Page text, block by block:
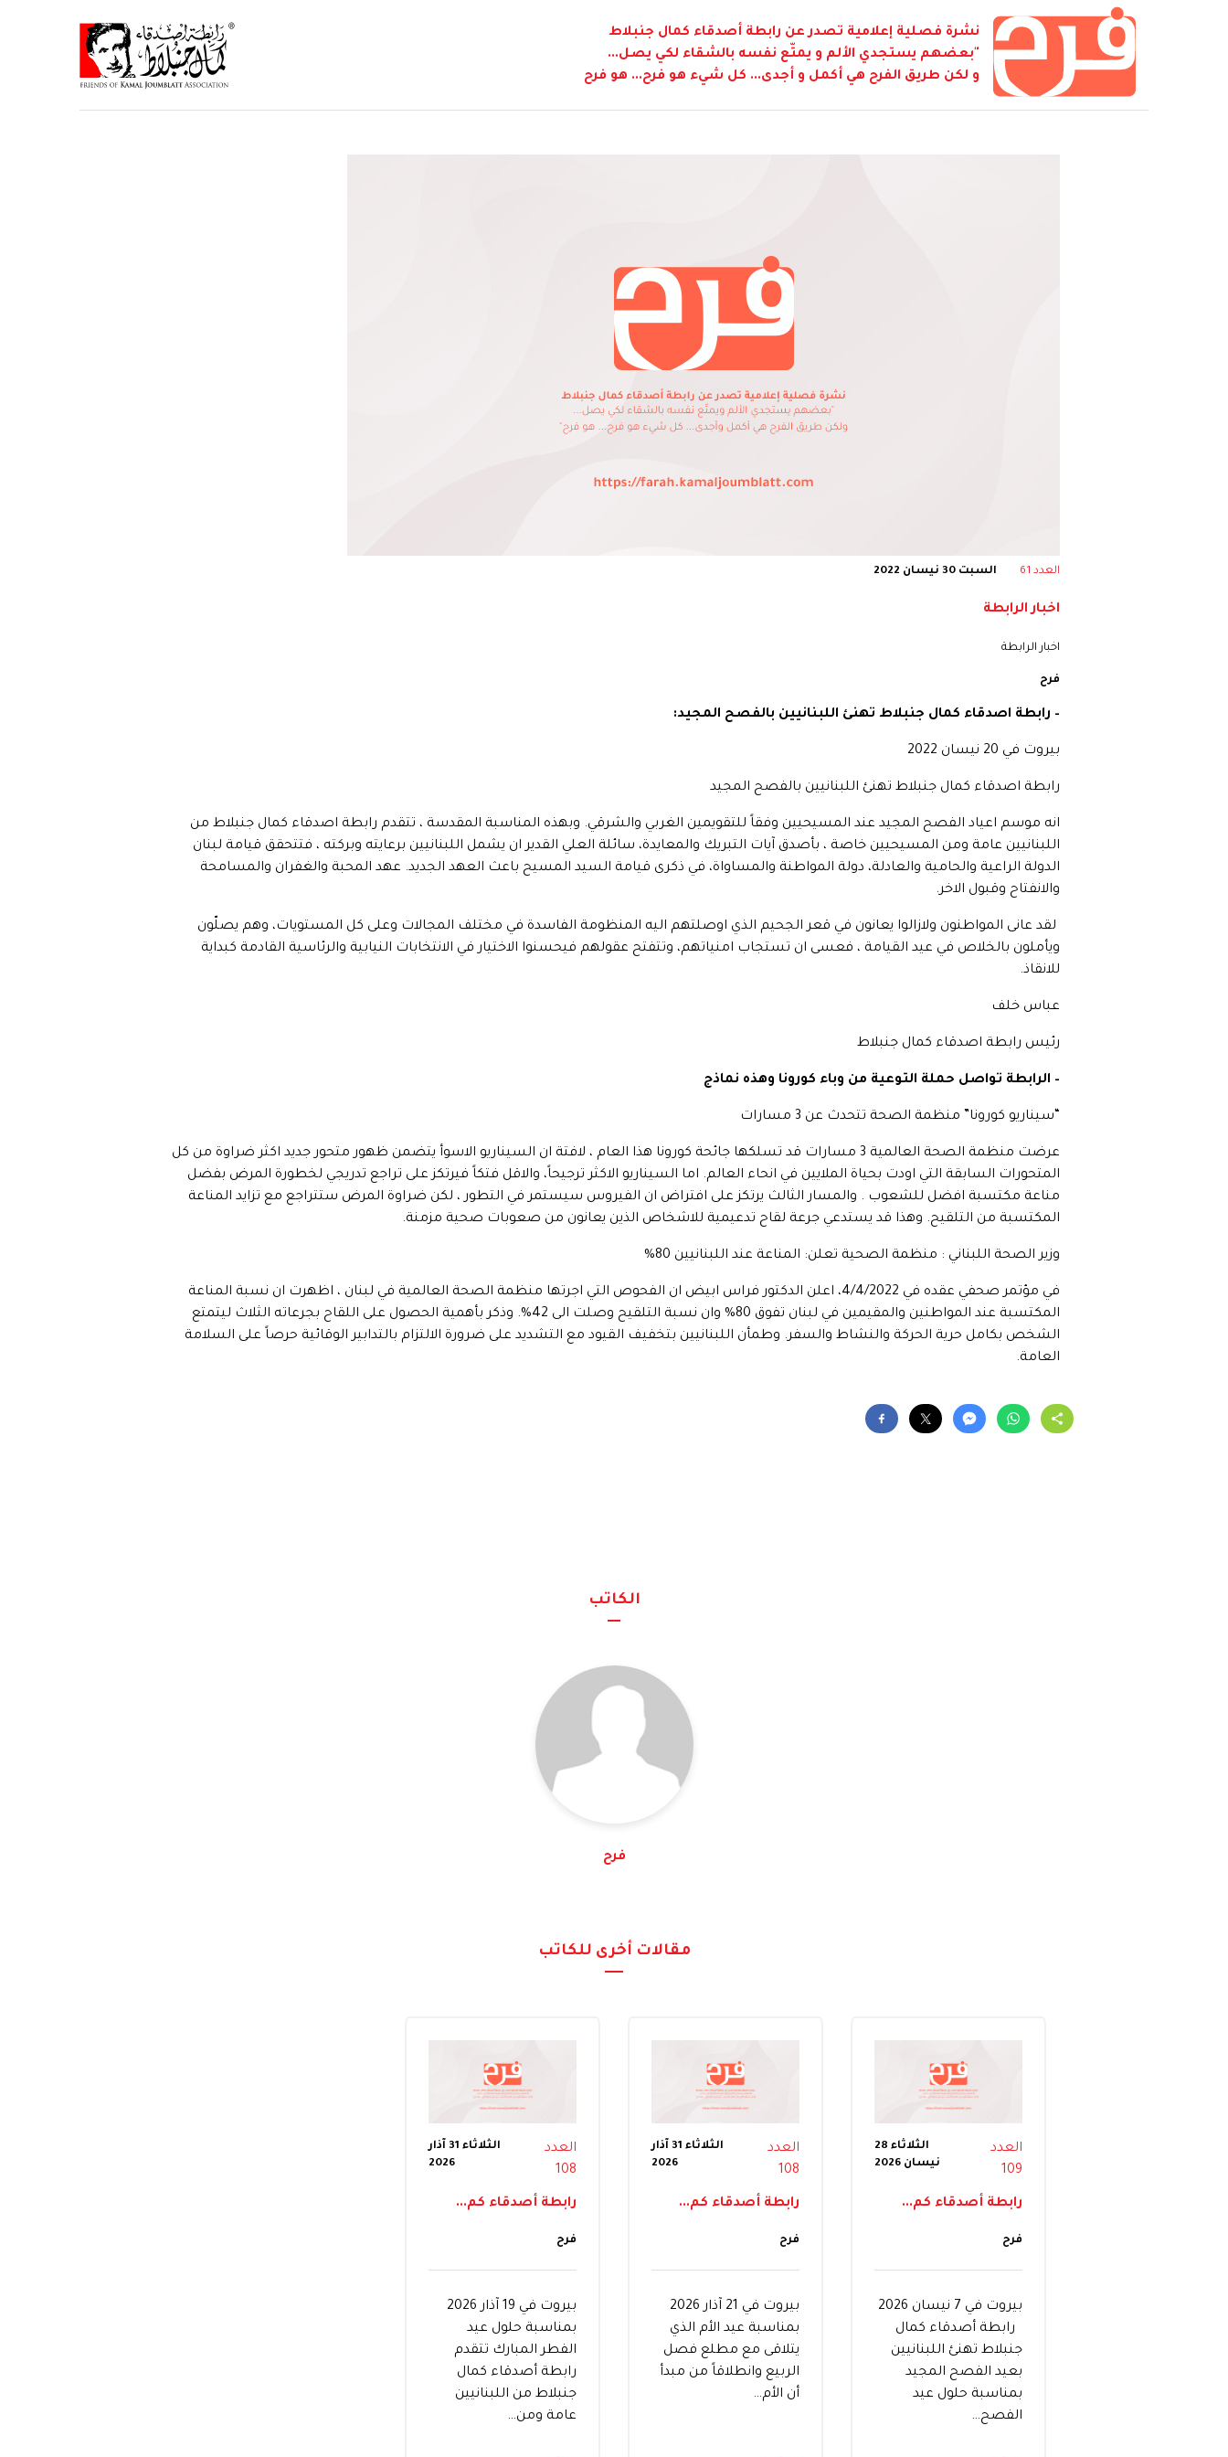
نشرة فصلية إعلامية تصدر عن رابطة أصدقاء كمال جنبلاط
"بعضهم يستجدي الألم و يمتّع نفسه بالشقاء لكي يصل...
و لكن طريق الفرح هي أكمل و أجدى... كل شيء هو فرح... هو فرح
العدد 61 السبت 30 نيسان 2022
اخبار الرابطة
اخبار الرابطة
فرح
– رابطة اصدقاء كمال جنبلاط تهنئ اللبنانيين بالفصح المجيد:
بيروت في 20 نيسان 2022
رابطة اصدقاء كمال جنبلاط تهنئ اللبنانيين بالفصح المجيد
انه موسم اعياد الفصح المجيد عند المسيحيين وفقاً للتقويمين الغربي والشرقي. وبهذه المناسبة المقدسة ، تتقدم رابطة اصدقاء كمال جنبلاط من
اللبنانيين عامة ومن المسيحيين خاصة ، بأصدق آيات التبريك والمعايدة، سائلة العلي القدير ان يشمل اللبنانيين برعايته وبركته ، فتتحقق قيامة لبنان
الدولة الراعية والحامية والعادلة، دولة المواطنة والمساواة، في ذكرى قيامة السيد المسيح باعث العهد الجديد. عهد المحبة والغفران والمسامحة
والانفتاح وقبول الاخر.
لقد عانى المواطنون ولازالوا يعانون في قعر الجحيم الذي اوصلتهم اليه المنظومة الفاسدة في مختلف المجالات وعلى كل المستويات، وهم يصلّون
ويأملون بالخلاص في عيد القيامة ، فعسى ان تستجاب امنياتهم، وتتفتح عقولهم فيحسنوا الاختيار في الانتخابات النيابية والرئاسية القادمة كبداية
للانقاذ.
عباس خلف
رئيس رابطة اصدقاء كمال جنبلاط
– الرابطة تواصل حملة التوعية من وباء كورونا وهذه نماذج
“سيناريو كورونا” منظمة الصحة تتحدث عن 3 مسارات
عرضت منظمة الصحة العالمية 3 مسارات قد تسلكها جائحة كورونا هذا العام ، لافتة ان السيناريو الاسوأ يتضمن ظهور متحور جديد اكثر ضراوة من كل
المتحورات السابقة التي اودت بحياة الملايين في انحاء العالم. اما السيناريو الاكثر ترجيحاً، والاقل فتكاً فيرتكز على تراجع تدريجي لخطورة المرض بفضل
مناعة مكتسبة افضل للشعوب . والمسار الثالث يرتكز على افتراض ان الفيروس سيستمر في التطور ، لكن ضراوة المرض ستتراجع مع تزايد المناعة
المكتسبة من التلقيح. وهذا قد يستدعي جرعة لقاح تدعيمية للاشخاص الذين يعانون من صعوبات صحية مزمنة.
وزير الصحة اللبناني : منظمة الصحية تعلن: المناعة عند اللبنانيين 80%
في مؤتمر صحفي عقده في 4/4/2022، اعلن الدكتور فراس ابيض ان الفحوص التي اجرتها منظمة الصحة العالمية في لبنان ، اظهرت ان نسبة المناعة
المكتسبة عند المواطنين والمقيمين في لبنان تفوق 80% وان نسبة التلقيح وصلت الى 42%. وذكر بأهمية الحصول على اللقاح بجرعاته الثلاث ليتمتع
الشخص بكامل حرية الحركة والنشاط والسفر. وطمأن اللبنانيين بتخفيف القيود مع التشديد على ضرورة الالتزام بالتدابير الوقائية حرصاً على السلامة
العامة.
الكاتب
فرح
مقالات أخرى للكاتب
العدد
109
الثلاثاء 28
نيسان 2026
رابطة أصدقاء كم...
فرح
بيروت في 7 نيسان 2026
رابطة أصدقاء كمال
جنبلاط تهنئ اللبنانيين
بعيد الفصح المجيد
بمناسبة حلول عيد
الفصح…
العدد
108
الثلاثاء 31 آذار
2026
رابطة أصدقاء كم...
فرح
بمناسبة عيد الأم الذي
يتلاقى مع مطلع فصل
الربيع وانطلاقاً من مبدأ
أن الأم…
العدد
108
الثلاثاء 31 آذار
2026
رابطة أصدقاء كم...
فرح
بمناسبة حلول عيد
الفطر المبارك تتقدم
رابطة أصدقاء كمال
جنبلاط من اللبنانيين
عامة ومن…